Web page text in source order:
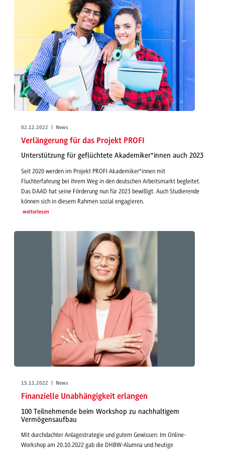
02.12.2022 | News
Verlängerung für das Projekt PROFI
Unterstützung für geflüchtete Akademiker*innen auch 2023
Seit 2020 werden im Projekt PROFI Akademiker*innen mit
Fluchterfahrung bei ihrem Weg in den deutschen Arbeitsmarkt begleitet.
Das DAAD hat seine Förderung nun für 2023 bewilligt. Auch Studierende
können sich in diesem Rahmen sozial engagieren.
weiterlesen
15.11.2022 | News
Finanzielle Unabhängigkeit erlangen
100 Teilnehmende beim Workshop zu nachhaltigem
Vermögensaufbau
Mit durchdachter Anlagestrategie und gutem Gewissen: Im Online-
Workshop am 20.10.2022 gab die DHBW-Alumna und heutige